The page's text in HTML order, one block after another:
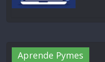
Aprende Pymes